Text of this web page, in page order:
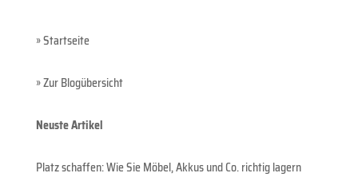
»Startseite
»Zur Blogübersicht
Neuste Artikel
Platz schaffen: Wie Sie Möbel, Akkus und Co. richtig lagern